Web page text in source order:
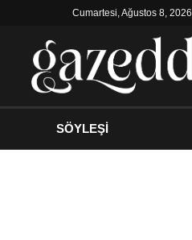
Cumartesi, Ağustos 8, 2026
SÖYLEŞİ